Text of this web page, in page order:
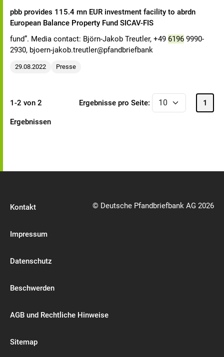
pbb provides 115.4 mn EUR investment facility to abrdn
European Balance Property Fund SICAV-FIS
fund”. Media contact: Björn-Jakob Treutler, +49 6196 9990-
2930, bjoern-jakob.treutler@pfandbriefbank
29.08.2022 Presse
1-2 von 2
Ergebnissen
Ergebnisse pro Seite: 1
Kontakt
Impressum
Datenschutz
Beschwerden
AGB und Rechtliche Hinweise
Sitemap
© Deutsche Pfandbriefbank AG 2026